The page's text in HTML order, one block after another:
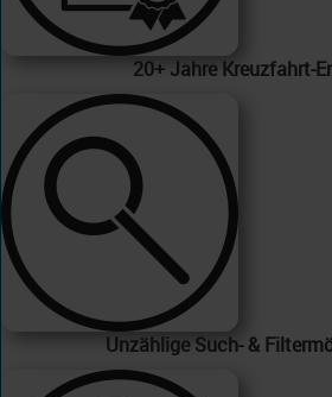
20+ Jahre Kreuzfahrt-
Unzählige Such- &